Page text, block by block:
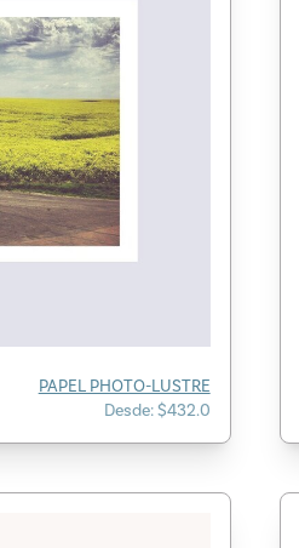
PAPEL PHOTO-LUSTRE
Desde: $432.0